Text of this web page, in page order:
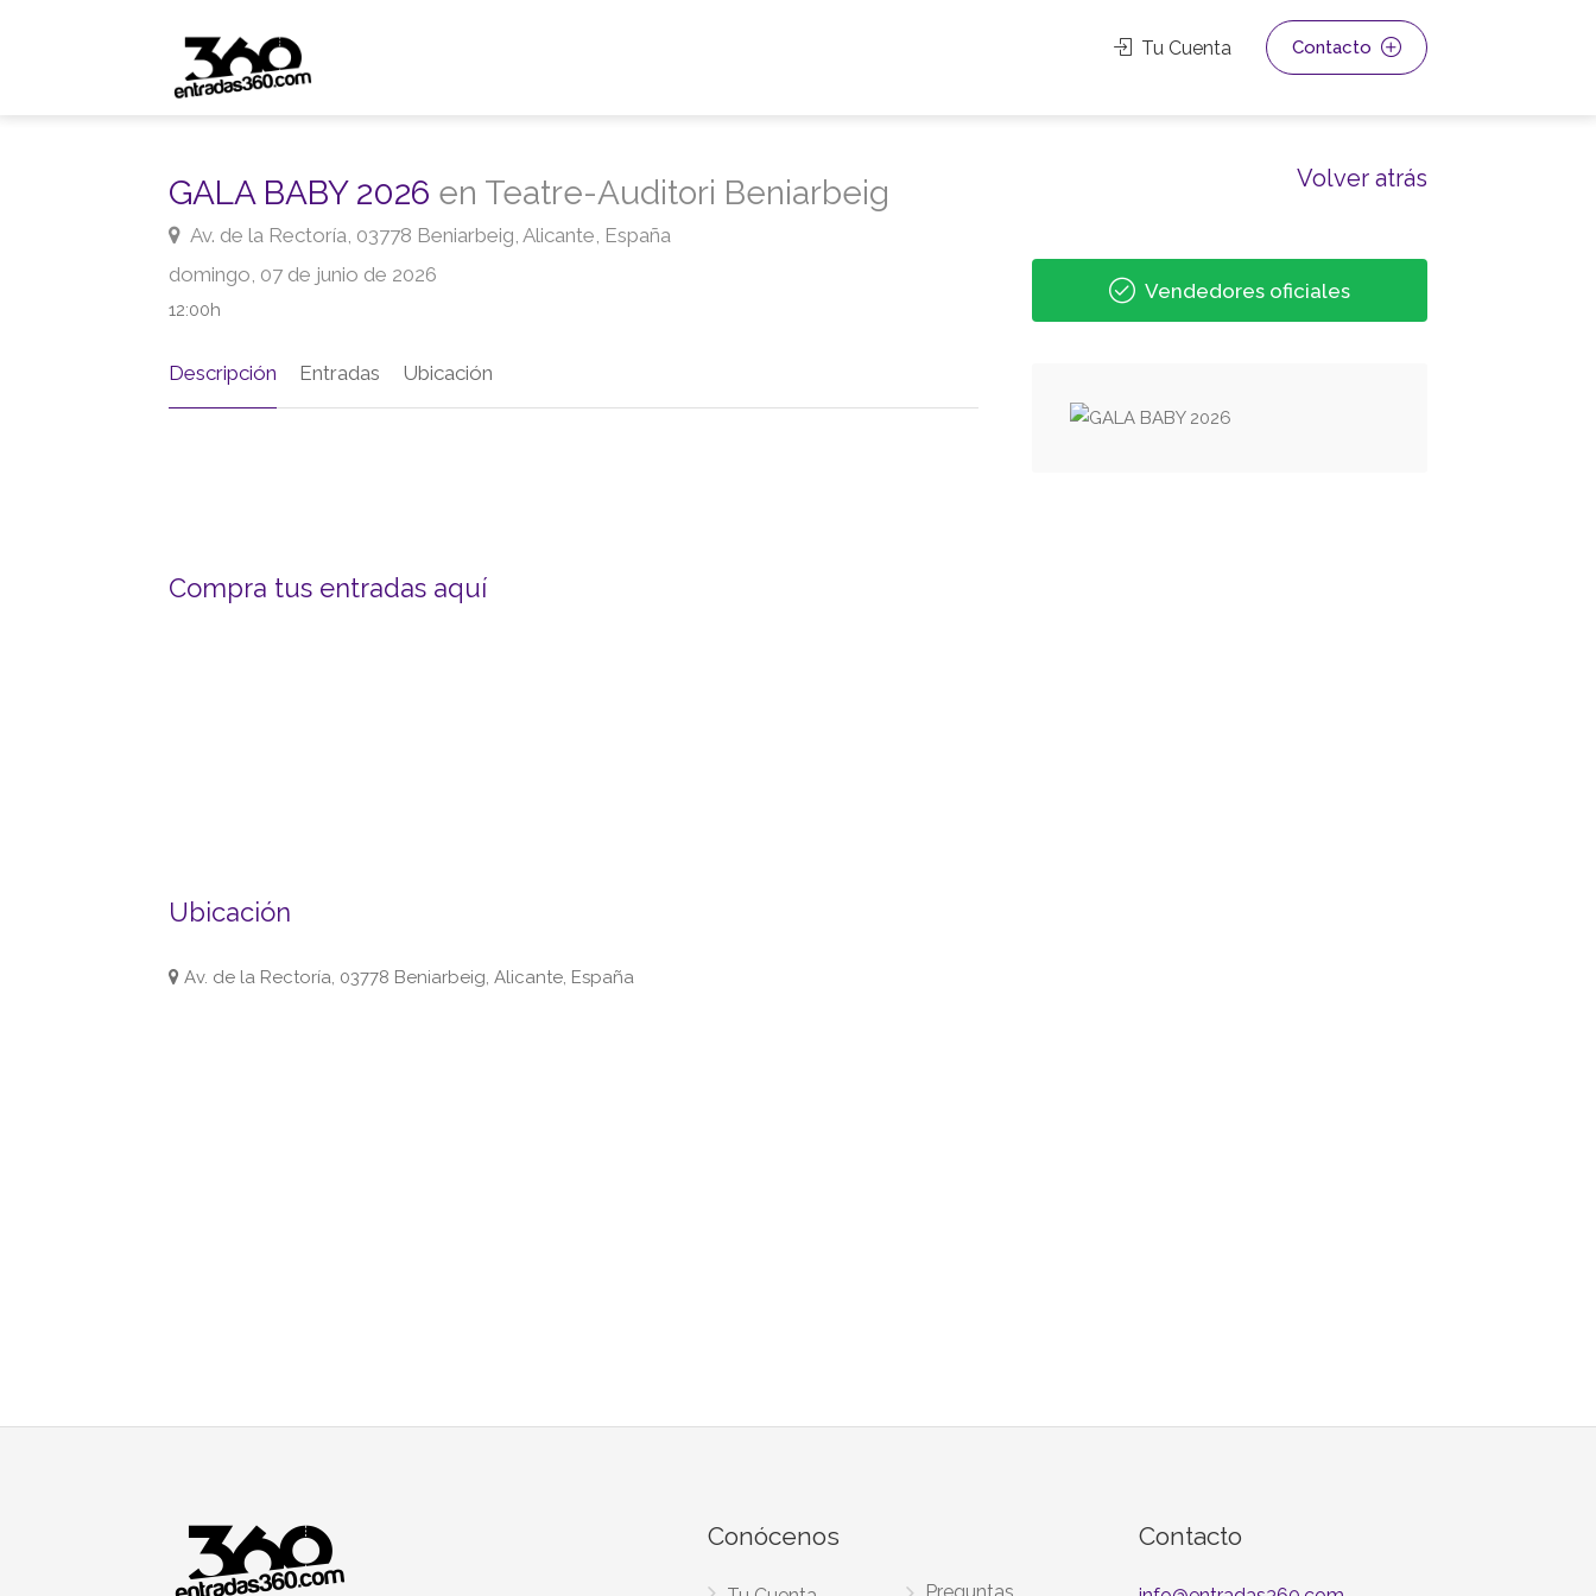
Tu Cuenta Contacto
Volver atrás
GALA BABY 2026 en Teatre-Auditori Beniarbeig
Av. de la Rectoría, 03778 Beniarbeig, Alicante, España
domingo, 07 de junio de 2026
12:00h
Descripción Entradas Ubicación
Compra tus entradas aquí
Ubicación
Av. de la Rectoría, 03778 Beniarbeig, Alicante, España
Vendedores oficiales
Conócenos Contacto